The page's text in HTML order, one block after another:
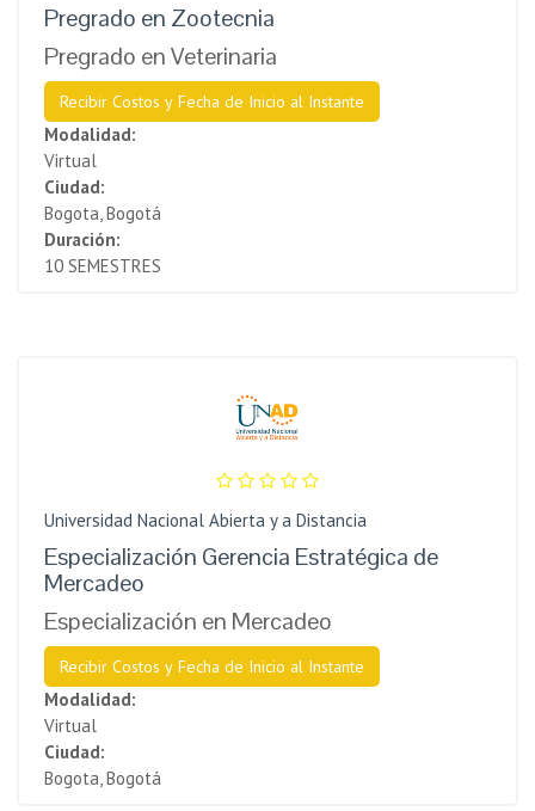
Pregrado en Zootecnia
Pregrado en Veterinaria
Recibir Costos y Fecha de Inicio al Instante
Modalidad:
Virtual
Ciudad:
Bogota, Bogotá
Duración:
10 SEMESTRES
Universidad Nacional Abierta y a Distancia
Especialización Gerencia Estratégica de
Mercadeo
Especialización en Mercadeo
Recibir Costos y Fecha de Inicio al Instante
Modalidad:
Virtual
Ciudad:
Bogota, Bogotá